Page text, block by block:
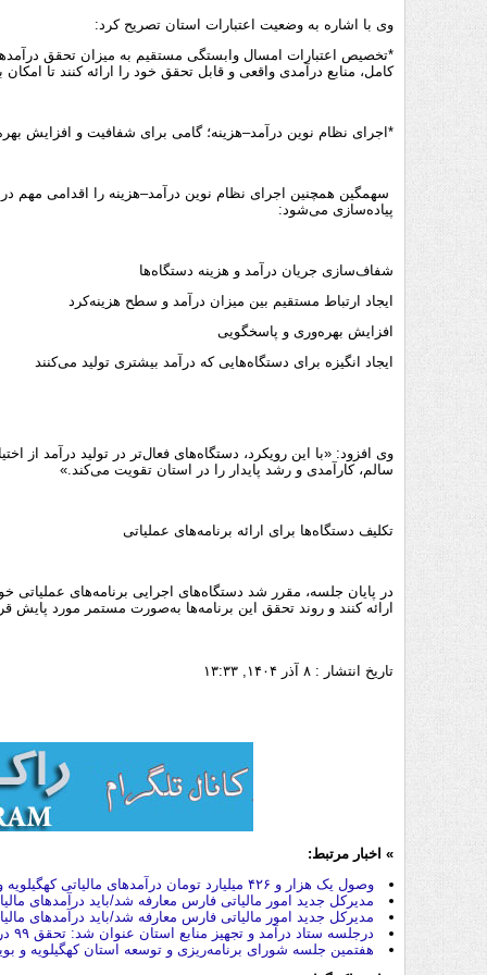
وی با اشاره به وضعیت اعتبارات استان تصریح کرد:
*تخصیص اعتبارات امسال وابستگی مستقیم به میزان تحقق
کامل، منابع درآمدی واقعی و قابل تحقق خود را ارائه کنند تا
*اجرای نظام نوین درآمد–هزینه؛ گامی برای شفافیت و افزایش
سهمگین همچنین اجرای نظام نوین درآمد–هزینه را اقدامی
پیاده‌سازی می‌شود:
شفاف‌سازی جریان درآمد و هزینه دستگاه‌ها
ایجاد ارتباط مستقیم بین میزان درآمد و سطح هزینه‌کرد
افزایش بهره‌وری و پاسخگویی
ایجاد انگیزه برای دستگاه‌هایی که درآمد بیشتری تولید می‌کنند
وی افزود: «با این رویکرد، دستگاه‌های فعال‌تر در تولید درآمد از
سالم، کارآمدی و رشد پایدار را در استان تقویت می‌کند.»
تکلیف دستگاه‌ها برای ارائه برنامه‌های عملیاتی
در پایان جلسه، مقرر شد دستگاه‌های اجرایی برنامه‌های عملیاتی
ارائه کنند و روند تحقق این برنامه‌ها به‌صورت مستمر مورد پایش
تاریخ انتشار : ۸ آذر ۱۴۰۴, ۱۳:۳۳
» اخبار مرتبط:
وصول یک هزار و ۴۲۶ میلیارد تومان درآمدهای مالیاتی کهگیلویه و بویراحمد
مدیرکل جدید امور مالیاتی فارس معارفه شد/باید درآمدهای
مدیرکل جدید امور مالیاتی فارس معارفه شد/باید درآمدهای
درجلسه ستاد درآمد و تجهيز منابع استان عنوان شد: تحقق ۹۹ درصدی ميزان وصول درآمد های عمومی کهگیلویه وبویراحمد
هفتمین جلسه شورای برنامه‌ریزی و توسعه استان کهگیلویه و